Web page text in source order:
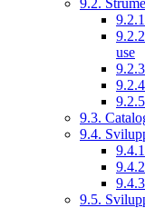
9.2.
use
9.3.
9.4.
9.5.